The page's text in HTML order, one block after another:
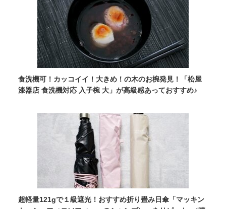
食洗機可！カッコイイ！大きめ！の木のお椀発見！「松屋
漆器店 食洗機対応 入子椀 大」が高級感あっておすすめ♪
超軽量121gで１級遮光！おすすめ折り畳み日傘「マッキン